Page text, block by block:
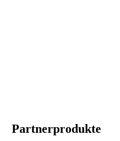
Partnerprodukte